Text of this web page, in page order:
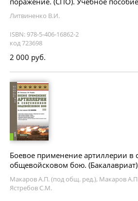
Литвиненко В.И.
ISBN: 978-5-406-16862-2
код 723698
2 000 руб.
Боевое применение артиллерии в
общевойсковом бою.
Макаров А.П. (под общ. ред.), Макаров
Ястребов С.М.